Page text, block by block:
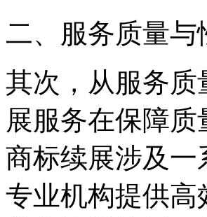
二、服务质量与
其次，从服务
展服务在保障
商标续展涉及
专业机构提供